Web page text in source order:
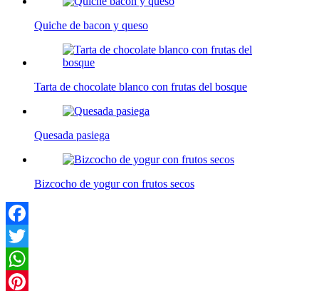
Quiche de bacon y queso
Tarta de chocolate blanco con frutas del bosque
Quesada pasiega
Bizcocho de yogur con frutos secos
Facebook
Twitter
WhatsApp